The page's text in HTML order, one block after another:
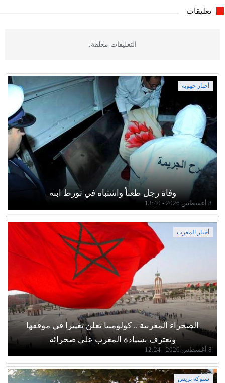
تعليقات
التعليقات مغلقة.
أخبار جهوية
وفاة رجل طعناً واشتباه في تورط ابنه
8 أغسطس 2026 - 13:40
أخبار المغرب
الصحراء المغربية .. كولومبيا تعلن تغييرا في موقفها
وتعترف بسيادة المغرب على صحرائه
8 أغسطس 2026 - 12:24
شتوكة بريس